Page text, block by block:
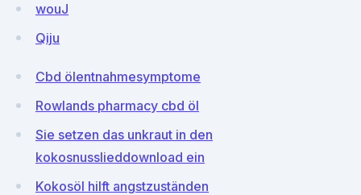
wouJ
Qiju
Cbd ölentnahmesymptome
Rowlands pharmacy cbd öl
Sie setzen das unkraut in den
kokosnusslieddownload ein
Kokosöl hilft angstzuständen